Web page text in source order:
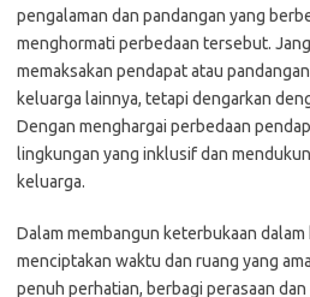
pengalaman dan pandangan yang
menghormati perbedaan tersebut.
memaksakan pendapat atau
keluarga lainnya, tetapi dengarkan
Dengan menghargai perbedaan
lingkungan yang inklusif dan
keluarga.
Dalam membangun keterbukaan
menciptakan waktu dan ruang yang
penuh perhatian, berbagi perasaan